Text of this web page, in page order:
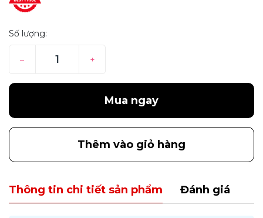
Số lượng:
– +
Mua ngay
Thêm vào giỏ hàng
Thông tin chi tiết sản phẩm Đánh giá